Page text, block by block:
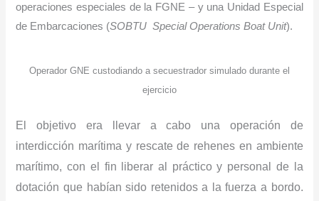
operaciones especiales de la FGNE – y una Unidad Especial
de Embarcaciones (SOBTU Special Operations Boat Unit).
Operador GNE custodiando a secuestrador simulado durante el
ejercicio
El objetivo era llevar a cabo una operación de
interdicción marítima y rescate de rehenes en ambiente
marítimo, con el fin liberar al práctico y personal de la
dotación que habían sido retenidos a la fuerza a bordo.